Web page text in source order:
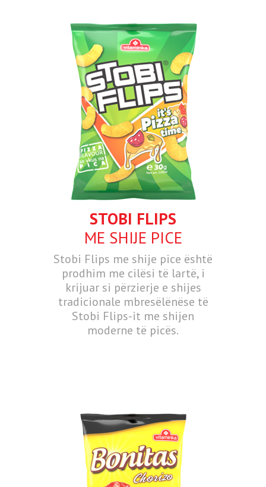
STOBI FLIPS
ME SHIJE PICE
Stobi Flips me shije pice është
prodhim me cilësi të lartë, i
krijuar si përzierje e shijes
tradicionale mbresëlënëse të
Stobi Flips-it me shijen
moderne të picës.